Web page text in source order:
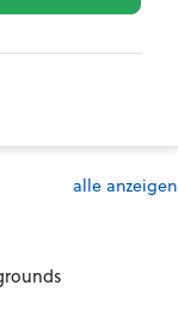
alle anzeigen